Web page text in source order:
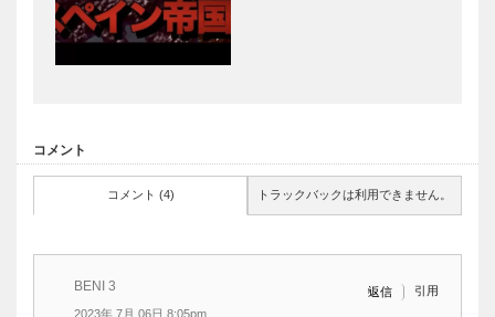
コメント
コメント (4) トラックバックは利用できません。
BENI 3
2023年 7月 06日 8:05pm
返信 引用